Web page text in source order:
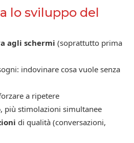
lo sviluppo del
agli schermi (soprattutto prima
indovinare cosa vuole senza
a ripetere
, più stimolazioni simultanee
di qualità (conversazioni,